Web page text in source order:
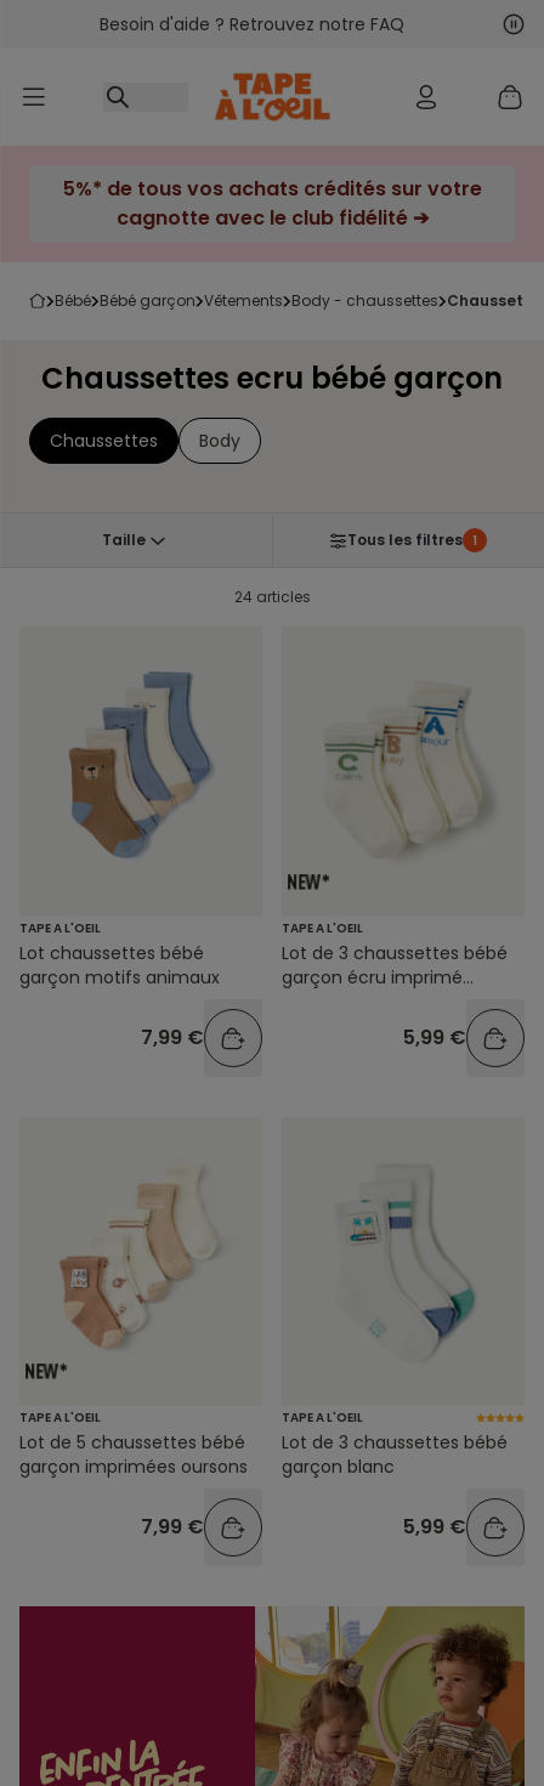
Accéder au contenu
Besoin d'aide ? Retrouvez notre FAQ
5%* de tous vos achats crédités sur votre
cagnotte avec le club fidélité ➔
bébé bébé garçon vêtements body - chaussettes
Chaussettes ecru bébé garçon
Chaussettes Body
Taille Tous les filtres 1
24 articles
TAPE A L'OEIL
Lot chaussettes bébé
garçon motifs animaux
7,99 €
TAPE A L'OEIL
Lot de 3 chaussettes bébé
garçon écru imprimé
5,99 €
TAPE A L'OEIL
Lot de 5 chaussettes bébé
garçon imprimées oursons
7,99 €
TAPE A L'OEIL
Lot de 3 chaussettes bébé
garçon blanc
5,99 €